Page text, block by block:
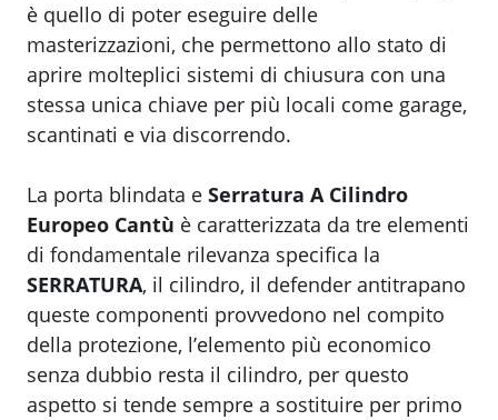
è quello di poter eseguire delle
masterizzazioni, che permettono allo stato di
aprire molteplici sistemi di chiusura con una
stessa unica chiave per più locali come garage,
scantinati e via discorrendo.
La porta blindata e Serratura A Cilindro
Europeo Cantù è caratterizzata da tre elementi
di fondamentale rilevanza specifica la
SERRATURA, il cilindro, il defender antitrapano
queste componenti provvedono nel compito
della protezione, l’elemento più economico
senza dubbio resta il cilindro, per questo
aspetto si tende sempre a sostituire per primo